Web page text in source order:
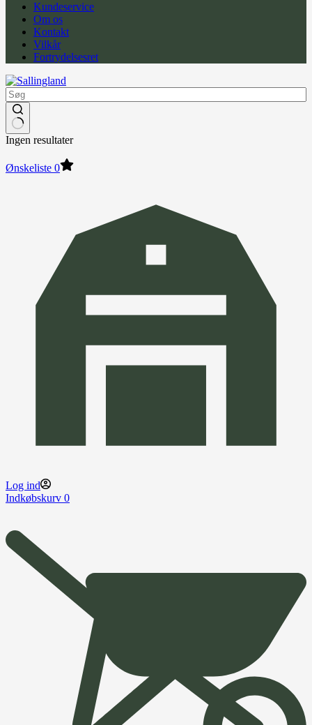
Kundeservice
Om os
Kontakt
Vilkår
Fortrydelsesret
Ingen resultater
Ønskeliste 0
Log ind
Indkøbskurv 0